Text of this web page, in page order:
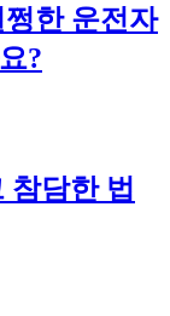
한 운전자
?
담한 법